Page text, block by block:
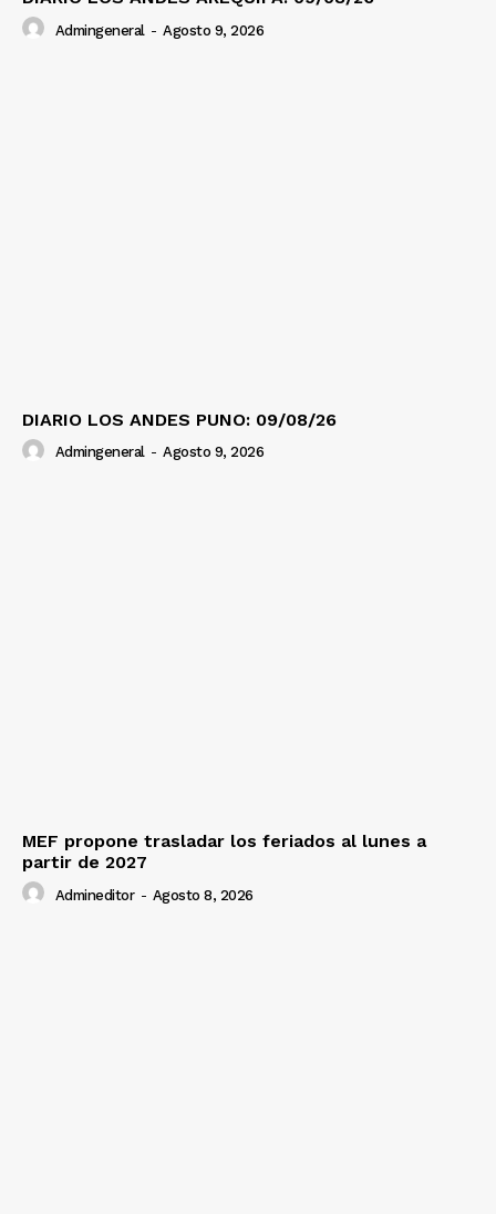
Admingeneral - Agosto 9, 2026
DIARIO LOS ANDES PUNO: 09/08/26
Admingeneral - Agosto 9, 2026
MEF propone trasladar los feriados al lunes a
partir de 2027
Admineditor - Agosto 8, 2026